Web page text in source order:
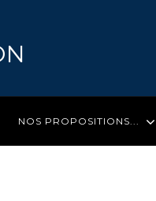
NOS PROPOSITIONS...